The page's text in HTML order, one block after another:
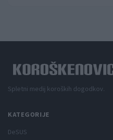
Spletni medij koroških dogodkov.
KATEGORIJE
DeSUS